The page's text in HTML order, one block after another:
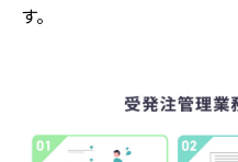
す。